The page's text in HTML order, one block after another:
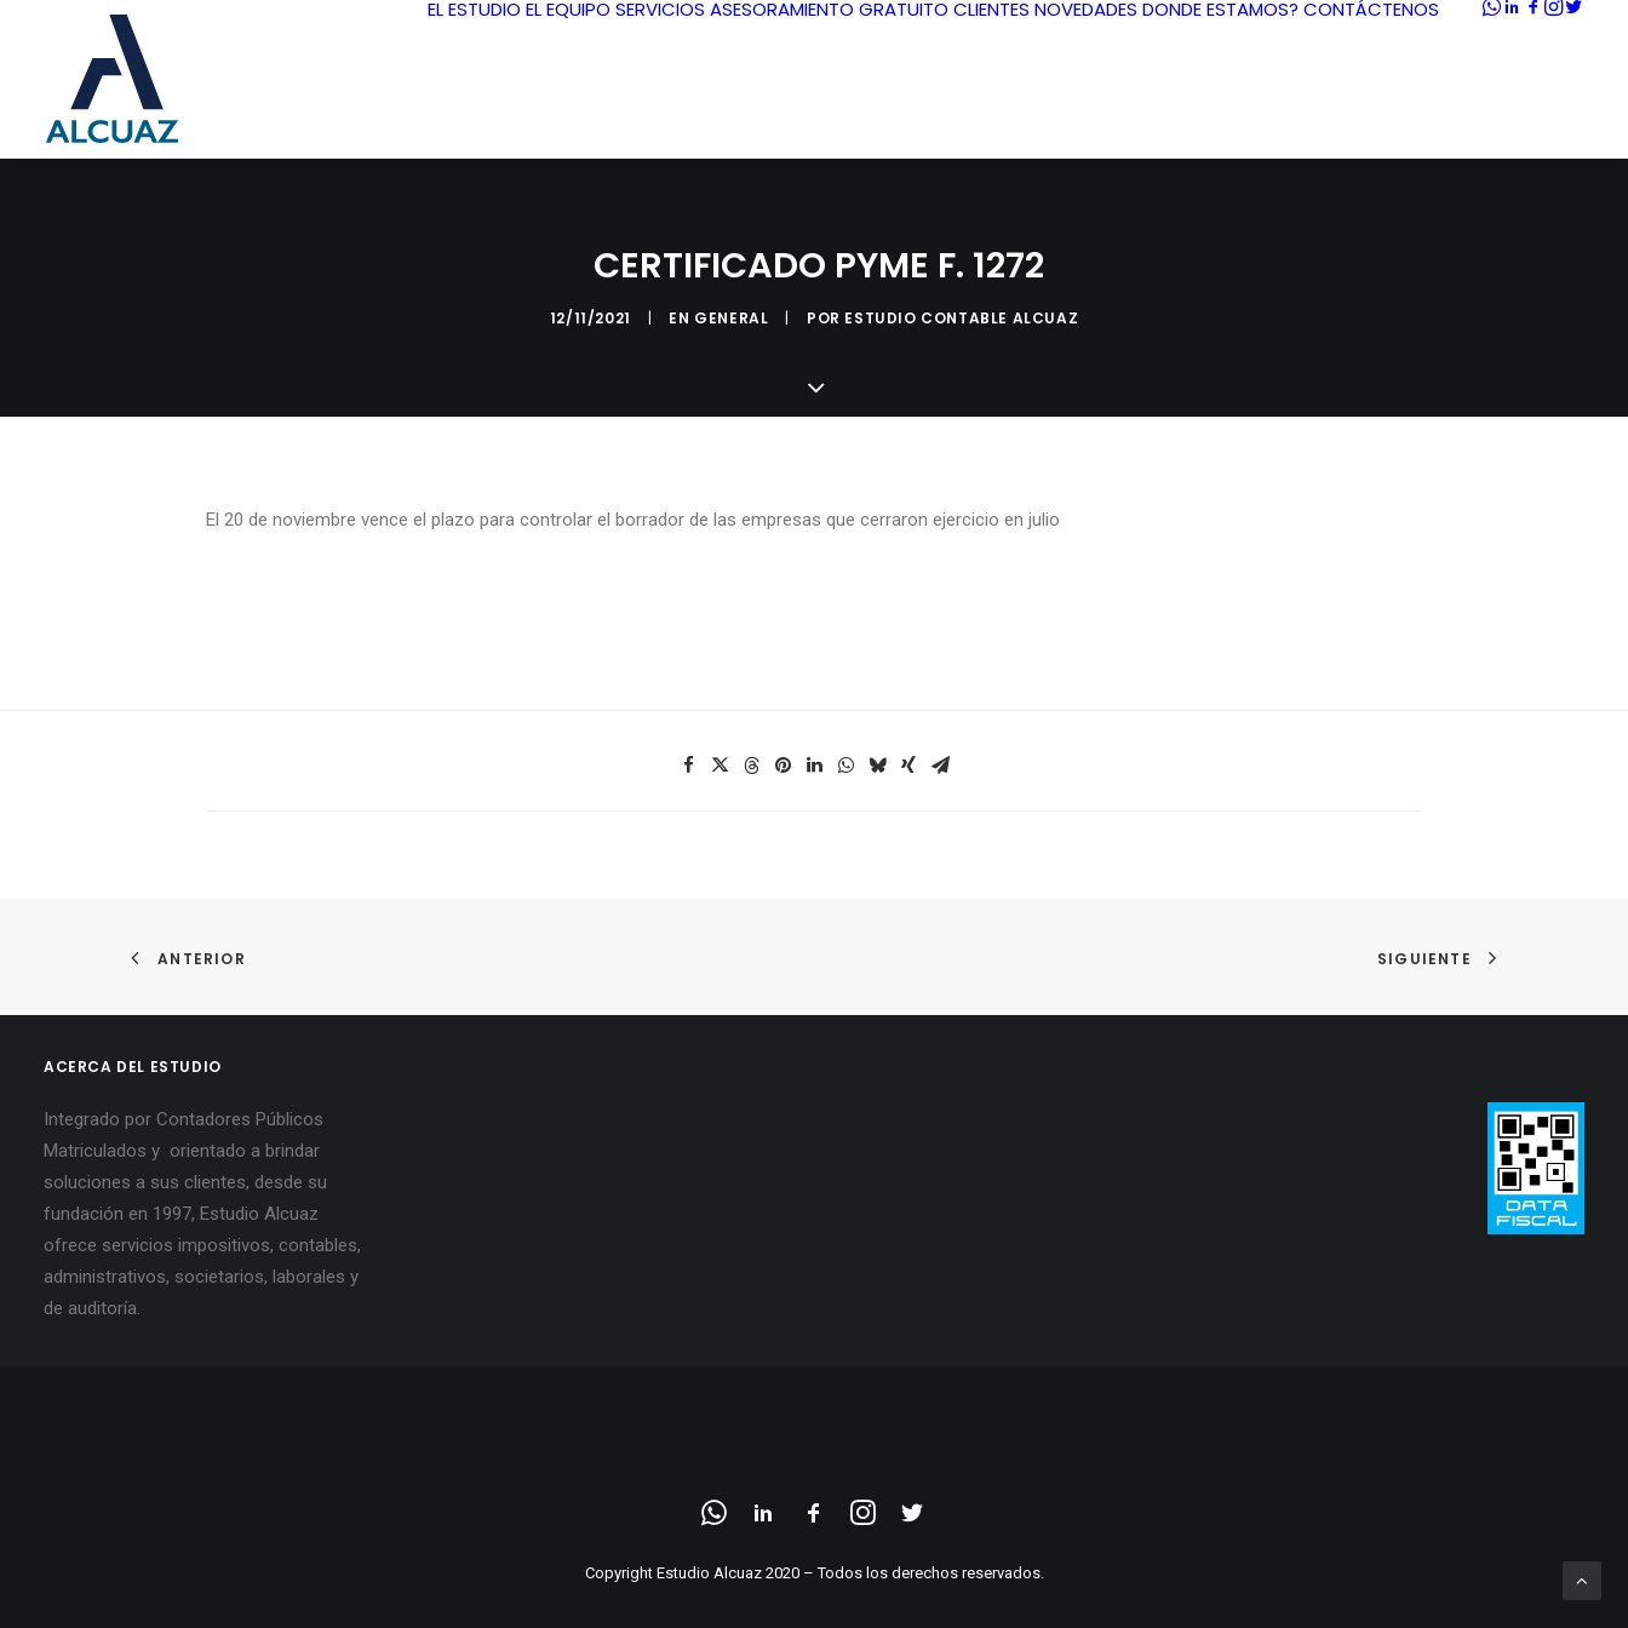
EL ESTUDIO EL EQUIPO SERVICIOS ASESORAMIENTO GRATUITO CLIENTES NOVEDADES DONDE ESTAMOS? CONTÁCTENOS
CERTIFICADO PYME F. 1272
12/11/2021 | EN GENERAL | POR ESTUDIO CONTABLE ALCUAZ
El 20 de noviembre vence el plazo para controlar el borrador de las empresas que cerraron ejercicio en julio
ANTERIOR SIGUIENTE
ACERCA DEL ESTUDIO
Integrado por Contadores Públicos
Matriculados y orientado a brindar
soluciones a sus clientes, desde su
fundación en 1997, Estudio Alcuaz
ofrece servicios impositivos, contables,
administrativos, societarios, laborales y
de auditoría.
Copyright Estudio Alcuaz 2020 – Todos los derechos reservados.